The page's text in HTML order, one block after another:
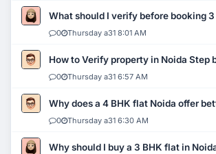
What should I verify before booking 3
0 Thursday a31 8:01 AM
How to Verify property in Noida Step
0 Thursday a31 6:57 AM
Why does a 4 BHK flat Noida offer
0 Thursday a31 6:30 AM
Why should I buy a 3 BHK flat in